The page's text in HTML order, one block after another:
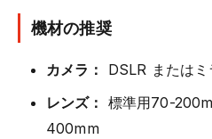
機材の推奨
カメラ：
DSLR またはミ
レンズ： 標準用70-
400mm